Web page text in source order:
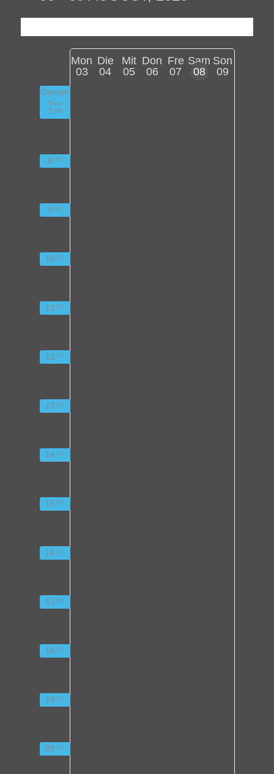
Mon
03
Die
04
Mit
05
Don
06
Fre
07
Sam
08
Son
09
Ganzer
Tag
7 00
8 00
9 00
10 00
11 00
12 00
13 00
14 00
15 00
16 00
17 00
18 00
19 00
20 00